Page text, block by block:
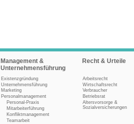
Management &
Unternehmensführung
Existenzgründung
Unternehmensführung
Marketing
Personalmanagement
Personal-Praxis
Mitarbeiterführung
Konfliktmanagement
Teamarbeit
Recht & Urteile
Arbeitsrecht
Wirtschaftsrecht
Verbraucher
Betriebsrat
Altersvorsorge &
Sozialversicherungen